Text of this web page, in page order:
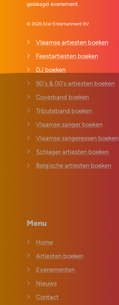
geslaagd evenement.
© 2026 Star Entertainment BV
Vlaamse artiesten boeken
Feestartiesten boeken
DJ boeken
90's & 00's artiesten boeken
Coverband boeken
Tributeband boeken
Vlaamse zanger boeken
Vlaamse zangeressen boeken
Schlager artiesten boeken
Belgische artiesten boeken
Menu
Home
Artiesten boeken
Evenementen
Nieuws
Contact